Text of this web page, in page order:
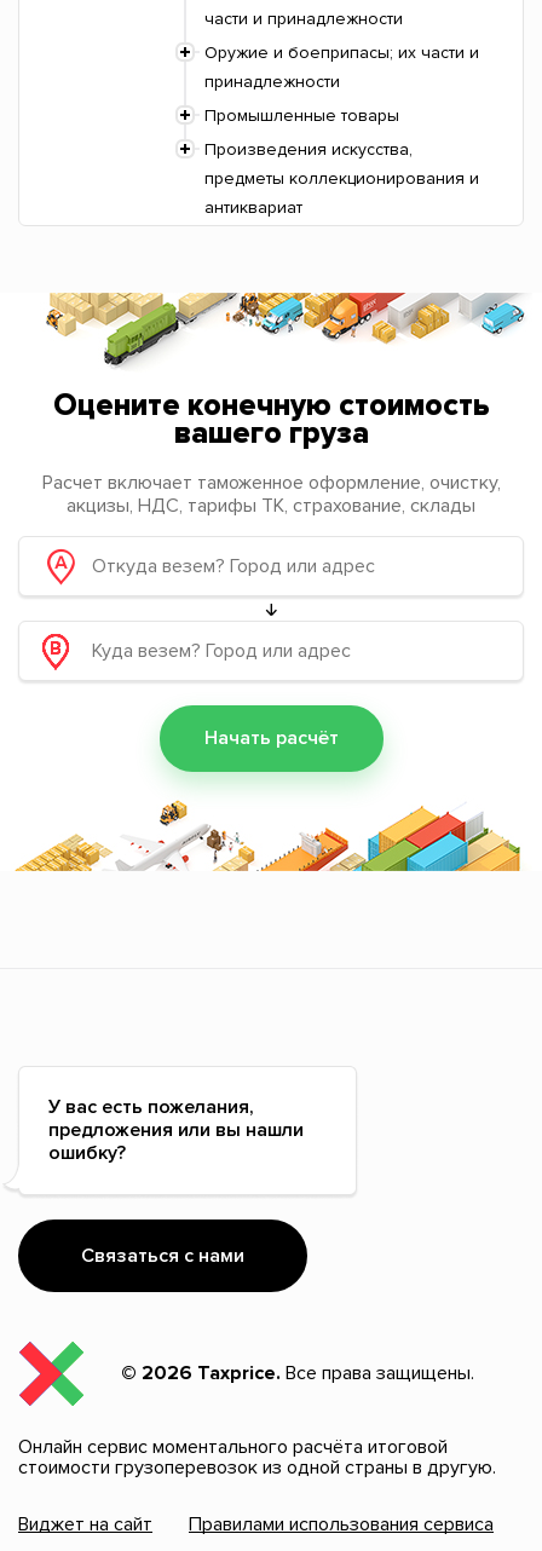
части и принадлежности
Оружие и боеприпасы; их части и
принадлежности
Промышленные товары
Произведения искусства,
предметы коллекционирования и
антиквариат
Оцените конечную стоимость
вашего груза
Расчет включает таможенное оформление, очистку,
акцизы, НДС, тарифы ТК, страхование, склады
Начать расчёт
У вас есть пожелания,
предложения или вы нашли
ошибку?
Связаться с нами
© 2026 Taxprice. Все права защищены.
Онлайн сервис моментального расчёта итоговой
стоимости грузоперевозок из одной страны в другую.
Виджет на сайт Правилами использования сервиса